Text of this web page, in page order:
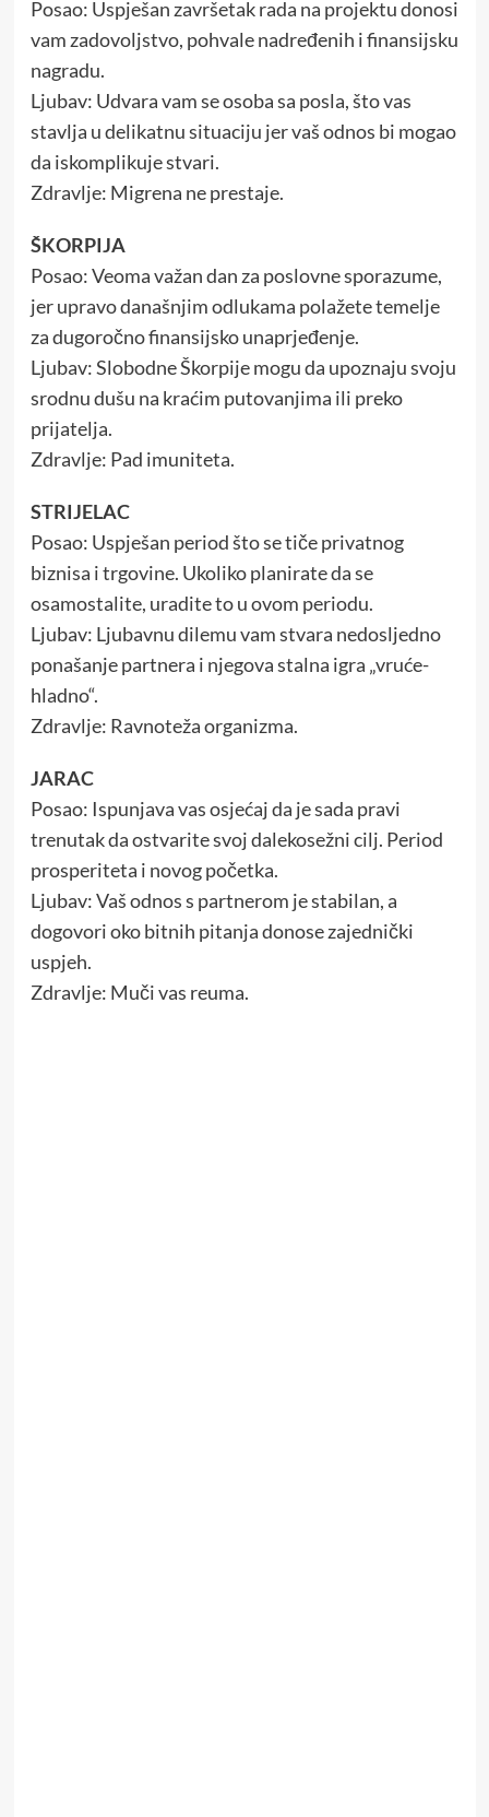
Posao: Uspješan završetak rada na projektu donosi
vam zadovoljstvo, pohvale nadređenih i finansijsku
nagradu.
Ljubav: Udvara vam se osoba sa posla, što vas
stavlja u delikatnu situaciju jer vaš odnos bi mogao
da iskomplikuje stvari.
Zdravlje: Migrena ne prestaje.
ŠKORPIJA
Posao: Veoma važan dan za poslovne sporazume,
jer upravo današnjim odlukama polažete temelje
za dugoročno finansijsko unaprjeđenje.
Ljubav: Slobodne Škorpije mogu da upoznaju svoju
srodnu dušu na kraćim putovanjima ili preko
prijatelja.
Zdravlje: Pad imuniteta.
STRIJELAC
Posao: Uspješan period što se tiče privatnog
biznisa i trgovine. Ukoliko planirate da se
osamostalite, uradite to u ovom periodu.
Ljubav: Ljubavnu dilemu vam stvara nedosljedno
ponašanje partnera i njegova stalna igra „vruće-
hladno“.
Zdravlje: Ravnoteža organizma.
JARAC
Posao: Ispunjava vas osjećaj da je sada pravi
trenutak da ostvarite svoj dalekosežni cilj. Period
prosperiteta i novog početka.
Ljubav: Vaš odnos s partnerom je stabilan, a
dogovori oko bitnih pitanja donose zajednički
uspjeh.
Zdravlje: Muči vas reuma.